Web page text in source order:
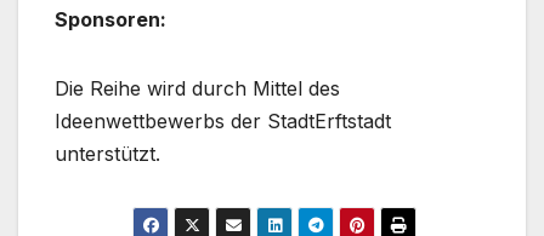
Sponsoren:
Die Reihe wird durch Mittel des
Ideenwettbewerbs der StadtErftstadt
unterstützt.